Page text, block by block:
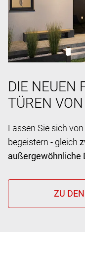
DIE NEUEN
TÜREN
Lassen Sie sich
begeistern - gleich
außergewöhnliche